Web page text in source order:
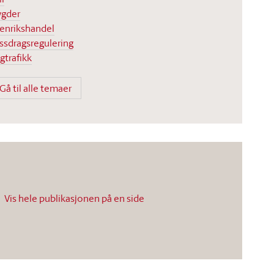
Gå til alle temaer
Vis hele publikasjonen på en side